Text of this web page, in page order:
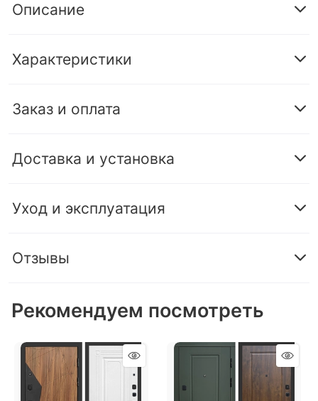
Описание
Характеристики
Заказ и оплата
Доставка и установка
Уход и эксплуатация
Отзывы
Рекомендуем посмотреть